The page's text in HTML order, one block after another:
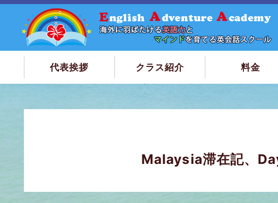
代表挨拶 クラス紹介 料金
Malaysia滞在記、
Malaysia滞在記、Day-3-4（観光編）のリンクはこちらです！